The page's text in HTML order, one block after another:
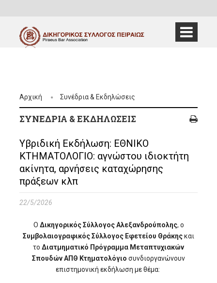
Αρχική Συνέδρια & Εκδηλώσεις
ΣΥΝΈΔΡΙΑ & ΕΚΔΗΛΏΣΕΙΣ
Υβριδική Εκδήλωση: ΕΘΝΙΚΟ
ΚΤΗΜΑΤΟΛΟΓΙΟ: αγνώστου ιδιοκτήτη
ακίνητα, αρνήσεις καταχώρησης
πράξεων κλπ
22/5/2026
Ο Δικηγορικός Σύλλογος Αλεξανδρούπολης, ο
Συμβολαιογραφικός Σύλλογος Εφετείου Θράκηςκαι
το Διατμηματικό Πρόγραμμα Μεταπτυχιακών
Σπουδών ΑΠΘ Κτηματολόγιο συνδιοργανώνουν
επιστημονική εκδήλωση με θέμα: